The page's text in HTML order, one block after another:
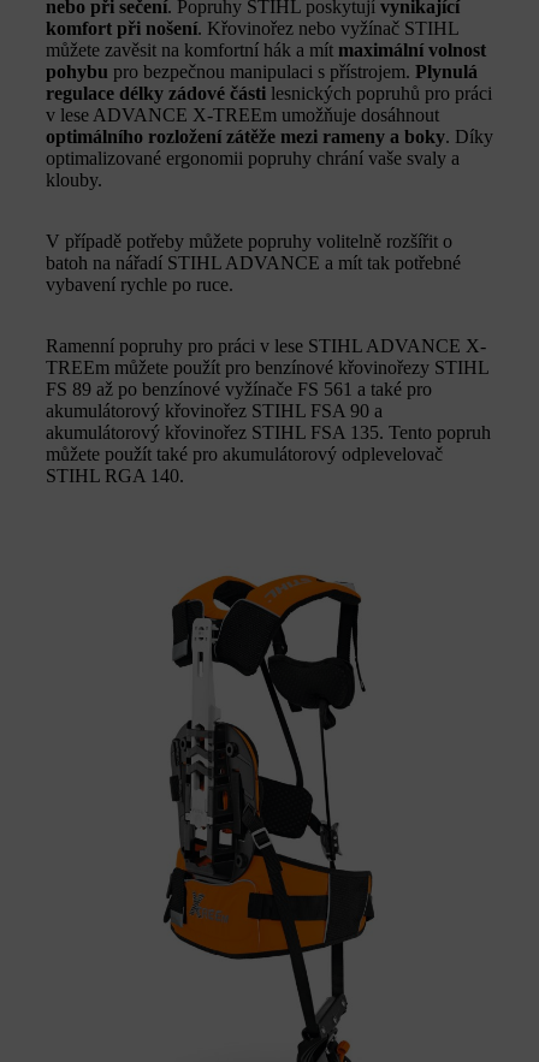
nebo při sečení. Popruhy STIHL poskytují vynikající
komfort při nošení. Křovinořez nebo vyžínač STIHL
můžete zavěsit na komfortní hák a mít maximální volnost
pohybu pro bezpečnou manipulaci s přístrojem. Plynulá
regulace délky zádové části lesnických popruhů pro práci
v lese ADVANCE X-TREEm umožňuje dosáhnout
optimálního rozložení zátěže mezi rameny a boky. Díky
optimalizované ergonomii popruhy chrání vaše svaly a
klouby.
V případě potřeby můžete popruhy volitelně rozšířit o
batoh na nářadí STIHL ADVANCE a mít tak potřebné
vybavení rychle po ruce.
Ramenní popruhy pro práci v lese STIHL ADVANCE X-
TREEm můžete použít pro benzínové křovinořezy STIHL
FS 89 až po benzínové vyžínače FS 561 a také pro
akumulátorový křovinořez STIHL FSA 90 a
akumulátorový křovinořez STIHL FSA 135. Tento popruh
můžete použít také pro akumulátorový odplevelovač
STIHL RGA 140.